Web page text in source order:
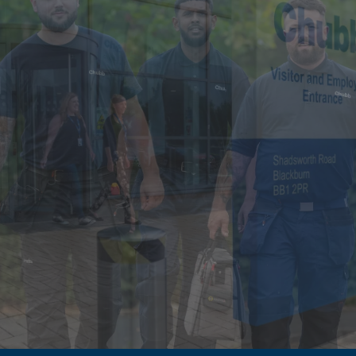
New Zealand
Singapore
Austria
Belgium
France
Germany
Ireland
Spain
Netherlands
Switzerland